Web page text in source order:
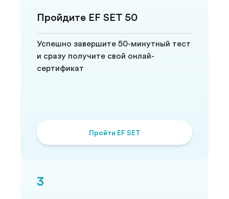
Пройдите EF SET 50
Успешно завершите 50-минутный тест
и сразу получите свой онлай-
сертификат
Пройти EF SET
3